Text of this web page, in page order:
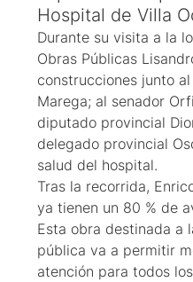
Hospital de Villa
Durante su visita a la
Obras Públicas
construcciones junto
Marega; al senador
diputado provincial
delegado provincial
salud del hospital.
Tras la recorrida,
ya tienen un 80 % de
Esta obra destinada a
pública va a permitir
atención para todos